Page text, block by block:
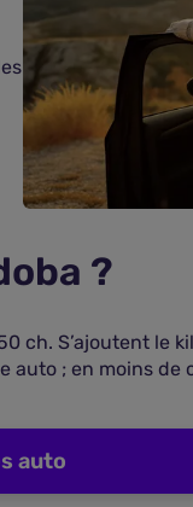
?
ch. S’ajoutent
; en moins
auto